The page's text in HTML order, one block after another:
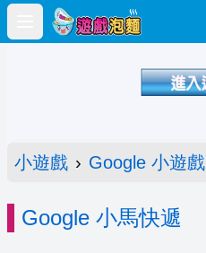
Open main menu
小遊戲 › Google 小遊戲
Google 小馬快遞